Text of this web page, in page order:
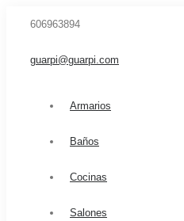
606963894
guarpi@guarpi.com
Armarios
Baños
Cocinas
Salones